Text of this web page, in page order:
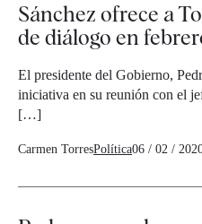
Sánchez ofrece a
de diálogo en
El presidente del Gobierno,
iniciativa en su reunión con el
[…]
Carmen TorresPolítica06 / 02 /